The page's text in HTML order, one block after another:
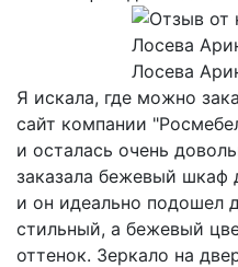
Лосева
Я искала, где можно
сайт компании
и осталась очень
заказала бежевый шкаф
и он идеально подошел
стильный, а бежевый
оттенок. Зеркало на